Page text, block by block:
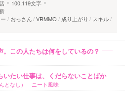
100,119文字
おっさん VRMMO 成り上がり
スキル
。この人たちは何をしているの？
いたい仕事は、くだらないことばか
となし） ニート風味